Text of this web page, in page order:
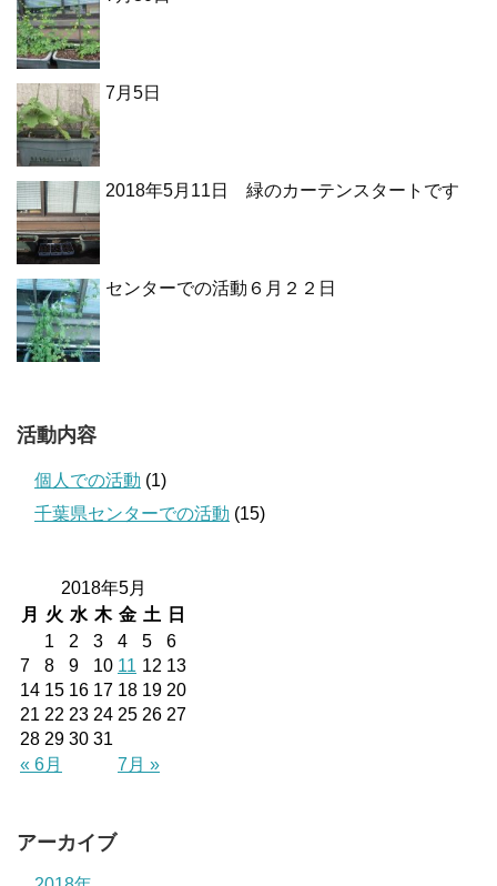
7月5日
2018年5月11日 緑のカーテンスタートです
センターでの活動６月２２日
活動内容
個人での活動 (1)
千葉県センターでの活動 (15)
2018年5月
月
火 水 木 金 土 日
« 6月 7月 »
1 2 3 4 5
6
7
8 9 10 11 12 13
14 15 16 17 18 19 20
21 22 23 24 25 26 27
28 29 30 31
アーカイブ